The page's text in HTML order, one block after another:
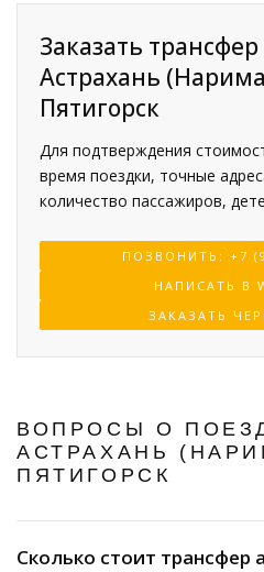
Заказать
Астрахань
Пятигорск
Для подтверждения
время поездки, точные
количество пассажиров,
ПОЗВОНИТЬ: +7
НАПИСАТЬ В
ЗАКАЗАТЬ
ВОПРОСЫ О
АСТРАХАНЬ
ПЯТИГОРСК
Сколько стоит трансфер